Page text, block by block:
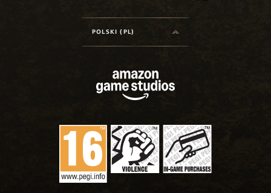
POLSKI (PL)